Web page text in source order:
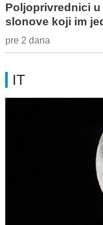
Poljoprivrednici
slonove koji im
pre 2 dana
IT